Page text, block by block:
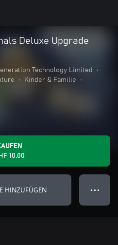
Deluxe Upgrade
Technology Limited
•
• Kinder & Familie
•
10.00
HINZUFÜGEN ● ● ●